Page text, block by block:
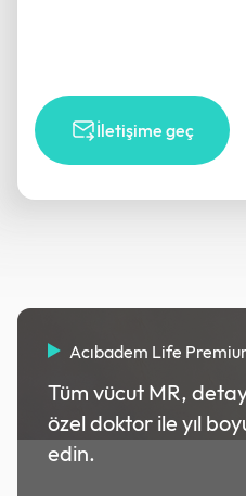
İletişime geç
Acıbadem Life
Tüm vücut MR,
özel doktor ile yıl
edin.